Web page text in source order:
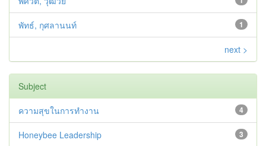
1
พัทธ์, กุศลานนท์
next >
Subject
4
ความสุขในการทำงาน
3
Honeybee Leadership